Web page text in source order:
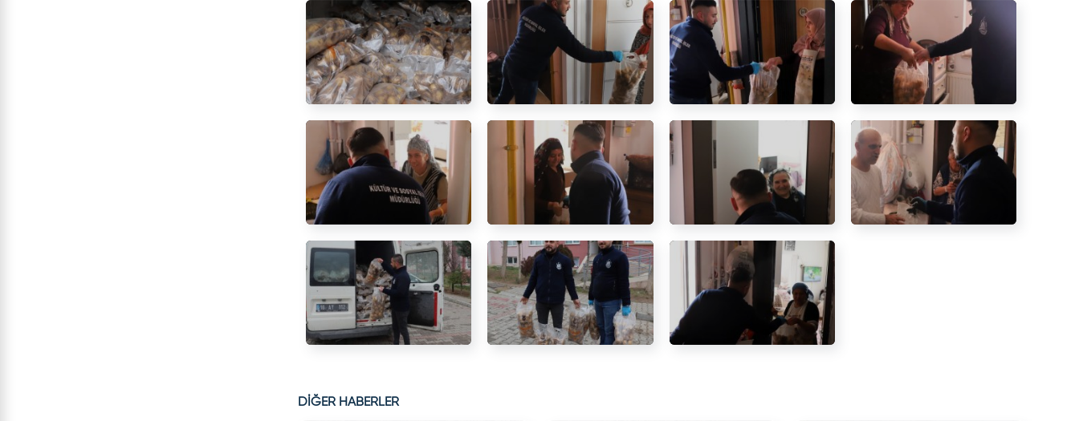
DİĞER HABERLER